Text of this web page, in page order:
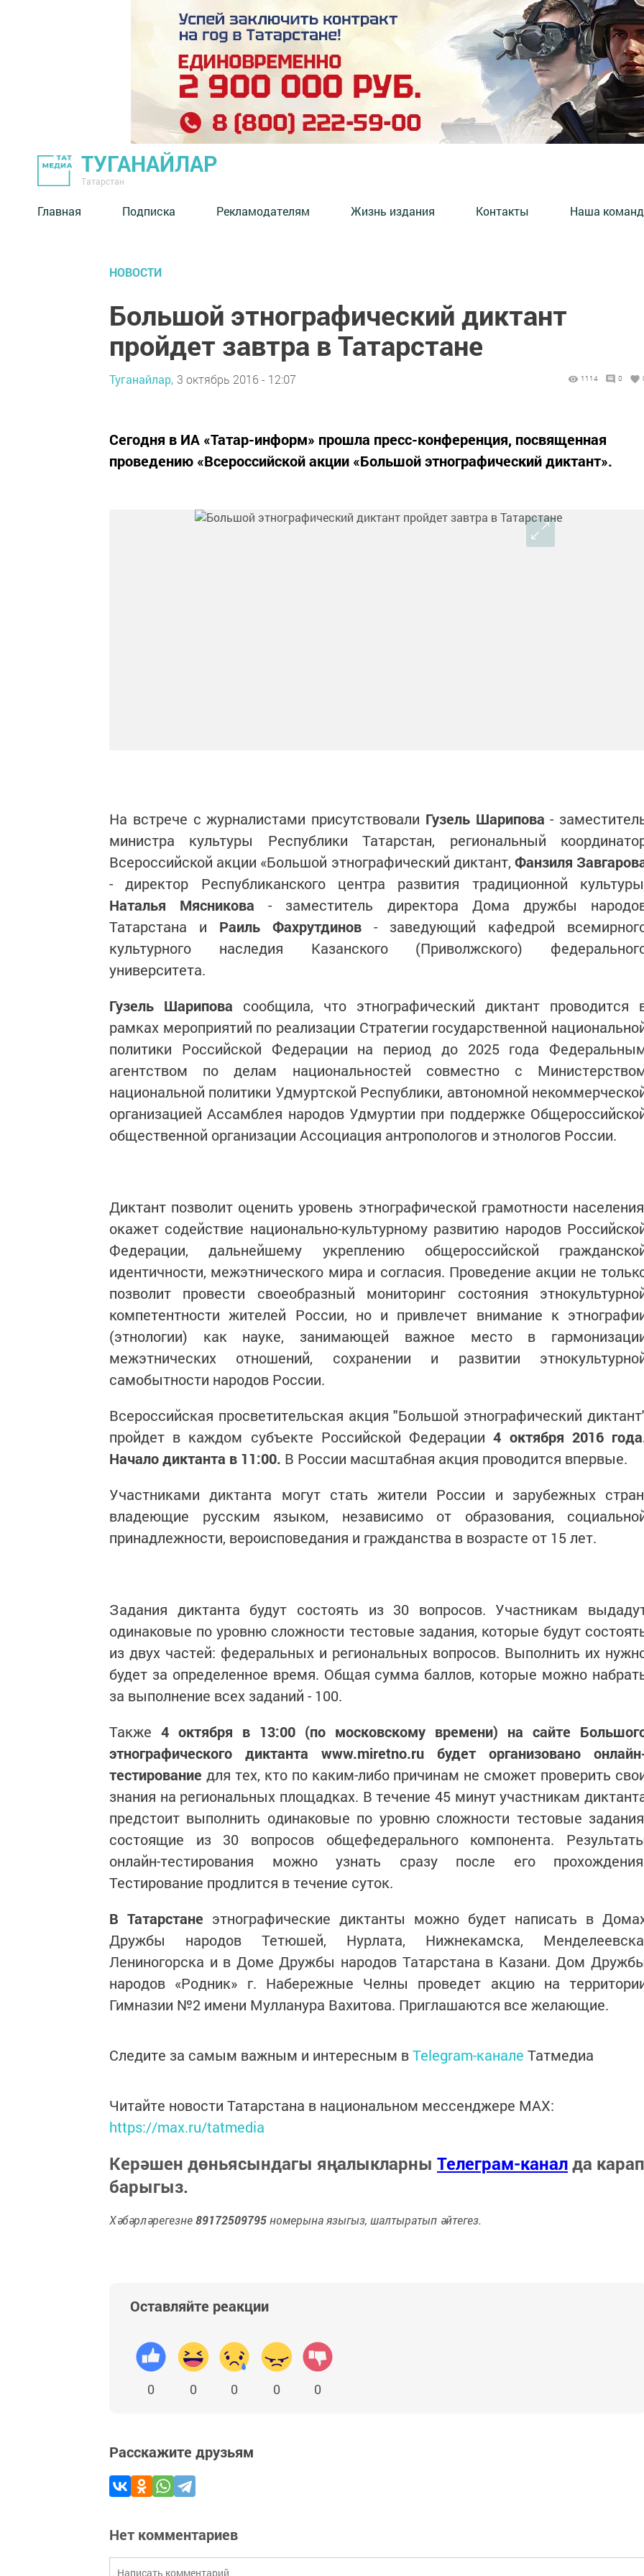
ТУГАНАЙЛАР
Татарстан
Главная Подписка Рекламодателям Жизнь издания Контакты Наша
НОВОСТИ
Большой этнографический диктант
пройдет завтра в Татарстане
Туганайлар, 3 октябрь 2016 - 12:07 1114 0
Сегодня в ИА «Татар-информ» прошла пресс-конференция, посвященная
проведению «Всероссийской акции «Большой этнографический диктант».
На встрече с журналистами присутствовали Гузель Шарипова -
министра культуры Республики Татарстан, региональный
Всероссийской акции «Большой этнографический диктант, Фанзиля
- директор Республиканского центра развития традиционной
Наталья Мясникова - заместитель директора Дома дружбы
Татарстана и Раиль Фахрутдинов - заведующий кафедрой
культурного наследия Казанского (Приволжского)
университета.
Гузель Шарипова сообщила, что этнографический диктант проводится
рамках мероприятий по реализации Стратегии государственной
политики Российской Федерации на период до 2025 года
агентством по делам национальностей совместно с
национальной политики Удмуртской Республики, автономной
организацией Ассамблея народов Удмуртии при поддержке
общественной организации Ассоциация антропологов и этнологов России.
Диктант позволит оценить уровень этнографической грамотности
окажет содействие национально-культурному развитию народов
Федерации, дальнейшему укреплению общероссийской
идентичности, межэтнического мира и согласия. Проведение акции не
позволит провести своеобразный мониторинг состояния
компетентности жителей России, но и привлечет внимание к
(этнологии) как науке, занимающей важное место в
межэтнических отношений, сохранении и развитии
самобытности народов России.
Всероссийская просветительская акция "Большой этнографический
пройдет в каждом субъекте Российской Федерации4 октября 2016
Начало диктанта в 11:00. В России масштабная акция проводится впервые.
Участниками диктанта могут стать жители России и зарубежных
владеющие русским языком, независимо от образования,
принадлежности, вероисповедания и гражданства в возрасте от 15 лет.
Задания диктанта будут состоять из 30 вопросов. Участникам
одинаковые по уровню сложности тестовые задания, которые будут
из двух частей: федеральных и региональных вопросов. Выполнить их
будет за определенное время. Общая сумма баллов, которые можно
за выполнение всех заданий - 100.
Также 4 октября в 13:00 (по московскому времени) на сайте
этнографического диктанта www.miretno.ru будет организовано
тестирование для тех, кто по каким-либо причинам не сможет проверить
знания на региональных площадках. В течение 45 минут участникам
предстоит выполнить одинаковые по уровню сложности тестовые
состоящие из 30 вопросов общефедерального компонента.
онлайн-тестирования можно узнать сразу после его
Тестирование продлится в течение суток.
В Татарстане этнографические диктанты можно будет написать в
Дружбы народов Тетюшей, Нурлата, Нижнекамска,
Лениногорска и в Доме Дружбы народов Татарстана в Казани. Дом
народов «Родник» г. Набережные Челны проведет акцию на
Гимназии №2 имени Мулланура Вахитова. Приглашаются все желающие.
Следите за самым важным и интересным вTelegram-канале Татмедиа
Читайте новости Татарстана в национальном мессенджере MАХ:
https://max.ru/tatmedia
Керәшен дөньясындагы яңалыкларны Телеграм-каналда карап
барыгыз.
Хәбәрләрегезне89172509795номерына языгыз, шалтыратып әйтегез.
Оставляйте реакции
0 0 0 0 0
Расскажите друзьям
Нет комментариев